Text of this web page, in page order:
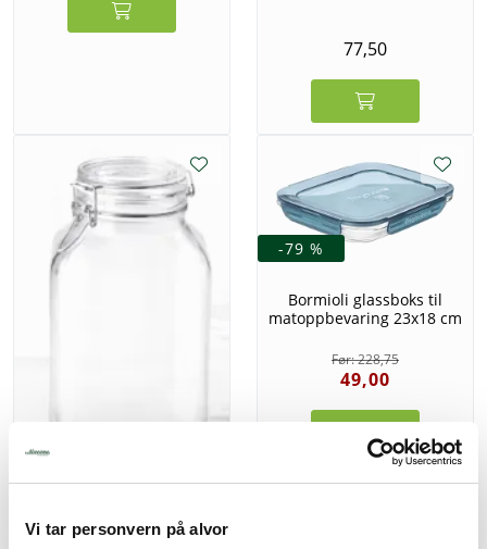
Vi tar personvern på alvor
77,50
150 cl
Bormioli glassboks til
matoppbevaring 23x18 cm
228,75
49,00
-79 %